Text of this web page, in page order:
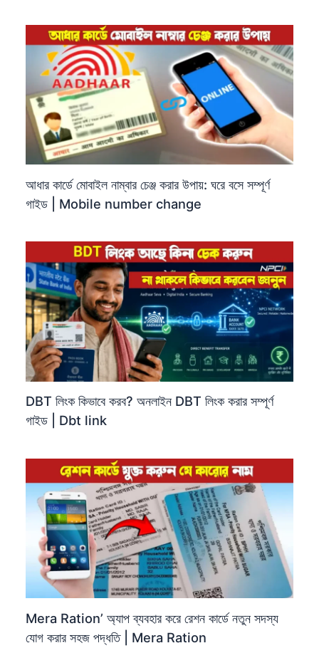
আধার কার্ডে মোবাইল নাম্বার চেঞ্জ করার উপায়: ঘরে বসে সম্পূর্ণ
গাইড | Mobile number change
DBT লিংক কিভাবে করব? অনলাইন DBT লিংক করার সম্পূর্ণ
গাইড | Dbt link
Mera Ration’ অ্যাপ ব্যবহার করে রেশন কার্ডে নতুন সদস্য
যোগ করার সহজ পদ্ধতি | Mera Ration